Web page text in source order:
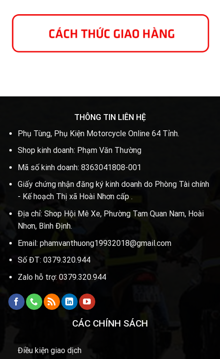
THÔNG TIN LIÊN HỆ
Phụ Tùng, Phụ Kiện Motorcycle Online 64 Tỉnh.
Shop kinh doanh: Phạm Văn Thường
Mã số kinh doanh: 8363041808-001
Giấy chứng nhận đăng ký kinh doanh do Phòng Tài chính
- Kế hoạch Thị xã Hoài Nhơn cấp .
Địa chỉ: Shop Hội Mê Xe, Phường Tam Quan Nam, Hoài
Nhơn, Bình Định.
Email: phamvanthuong19932018@gmail.com
Số ĐT: 0379.320.944
Zalo hỗ trợ: 0379.320.944
CÁC CHÍNH SÁCH
Điều kiện giao dịch